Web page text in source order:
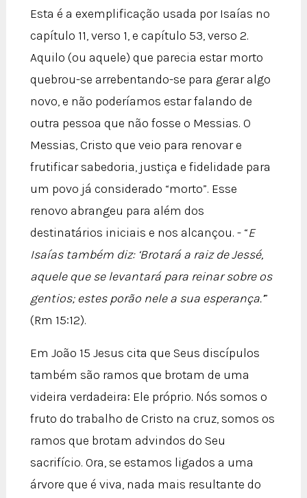
Esta é a exemplificação usada por Isaías no
capítulo 11, verso 1, e capítulo 53, verso 2.
Aquilo (ou aquele) que parecia estar morto
quebrou-se arrebentando-se para gerar algo
novo, e não poderíamos estar falando de
outra pessoa que não fosse o Messias. O
Messias, Cristo que veio para renovar e
frutificar sabedoria, justiça e fidelidade para
um povo já considerado “morto”. Esse
renovo abrangeu para além dos
destinatários iniciais e nos alcançou. - “E
Isaías também diz: ‘Brotará a raiz de Jessé,
aquele que se levantará para reinar sobre os
gentios; estes porão nele a sua esperança.’”
(Rm 15:12).
Em João 15 Jesus cita que Seus discípulos
também são ramos que brotam de uma
videira verdadeira: Ele próprio. Nós somos o
fruto do trabalho de Cristo na cruz, somos os
ramos que brotam advindos do Seu
sacrifício. Ora, se estamos ligados a uma
árvore que é viva, nada mais resultante do